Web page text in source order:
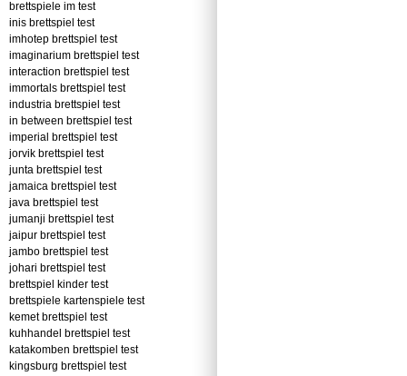
brettspiele im test
inis brettspiel test
imhotep brettspiel test
imaginarium brettspiel test
interaction brettspiel test
immortals brettspiel test
industria brettspiel test
in between brettspiel test
imperial brettspiel test
jorvik brettspiel test
junta brettspiel test
jamaica brettspiel test
java brettspiel test
jumanji brettspiel test
jaipur brettspiel test
jambo brettspiel test
johari brettspiel test
brettspiel kinder test
brettspiele kartenspiele test
kemet brettspiel test
kuhhandel brettspiel test
katakomben brettspiel test
kingsburg brettspiel test